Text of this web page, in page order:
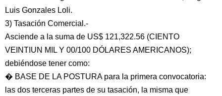
Luis Gonzales Loli.
3) Tasación Comercial.-
Asciende a la suma de US$ 121,322.56 (CIENTO
VEINTIUN MIL Y 00/100 DÓLARES AMERICANOS);
debiéndose tener como:
� BASE DE LA POSTURA para la primera convocatoria:
las dos terceras partes de su tasación, la misma que